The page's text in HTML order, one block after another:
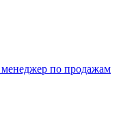
по продажам